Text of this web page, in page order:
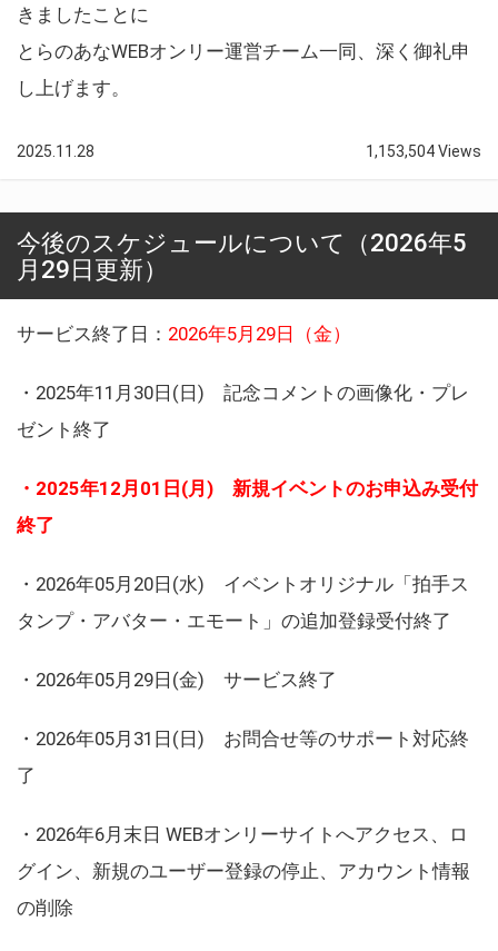
きましたことに
とらのあなWEBオンリー運営チーム一同、深く御礼申
し上げます。
2025.11.28 1,153,504 Views
今後のスケジュールについて（2026年5
月29日更新）
サービス終了日： 2026年5月29日（金）
・2025年11月30日(日) 記念コメントの画像化・プレ
ゼント終了
・2025年12月01日(月) 新規イベントのお申込み受付
終了
・2026年05月20日(水) イベントオリジナル「拍手ス
タンプ・アバター・エモート」の追加登録受付終了
・2026年05月29日(金) サービス終了
・2026年05月31日(日) お問合せ等のサポート対応終
了
・2026年6月末日 WEBオンリーサイトへアクセス、ロ
グイン、新規のユーザー登録の停止、アカウント情報
の削除